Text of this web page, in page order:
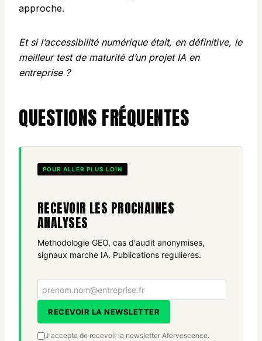
approche.
Et si l’accessibilité numérique était, en définitive, le
meilleur test de maturité d’un projet IA en
entreprise ?
QUESTIONS FRÉQUENTES
POUR ALLER PLUS LOIN
RECEVOIR LES PROCHAINES
ANALYSES
Methodologie GEO, cas d'audit anonymises,
signaux marche IA. Publications regulieres.
Votre email
RECEVOIR LA NEWSLETTER
J'accepte de recevoir la newsletter Afervescence.